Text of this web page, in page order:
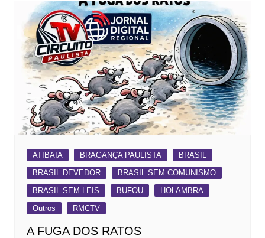
ATIBAIA BRAGANÇA PAULISTA
BRASIL
BRASIL DEVEDOR
BRASIL SEM COMUNISMO
BRASIL SEM LEIS
BUFOU
HOLAMBRA
Outros
RMCTV
A FUGA DOS RATOS